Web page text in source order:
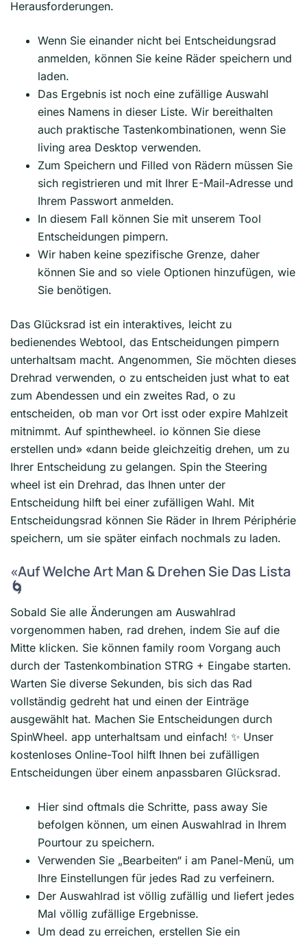
Herausforderungen.
Wenn Sie einander nicht bei Entscheidungsrad
anmelden, können Sie keine Räder speichern und
laden.
Das Ergebnis ist noch eine zufällige Auswahl
eines Namens in dieser Liste. Wir bereithalten
auch praktische Tastenkombinationen, wenn Sie
living area Desktop verwenden.
Zum Speichern und Filled von Rädern müssen Sie
sich registrieren und mit Ihrer E-Mail-Adresse und
Ihrem Passwort anmelden.
In diesem Fall können Sie mit unserem Tool
Entscheidungen pimpern.
Wir haben keine spezifische Grenze, daher
können Sie and so viele Optionen hinzufügen, wie
Sie benötigen.
Das Glücksrad ist ein interaktives, leicht zu
bedienendes Webtool, das Entscheidungen pimpern
unterhaltsam macht. Angenommen, Sie möchten dieses
Drehrad verwenden, o zu entscheiden just what to eat
zum Abendessen und ein zweites Rad, o zu
entscheiden, ob man vor Ort isst oder expire Mahlzeit
mitnimmt. Auf spinthewheel. io können Sie diese
erstellen und» «dann beide gleichzeitig drehen, um zu
Ihrer Entscheidung zu gelangen. Spin the Steering
wheel ist ein Drehrad, das Ihnen unter der
Entscheidung hilft bei einer zufälligen Wahl. Mit
Entscheidungsrad können Sie Räder in Ihrem Périphérie
speichern, um sie später einfach nochmals zu laden.
«Auf Welche Art Man & Drehen Sie Das Lista
🌀
Sobald Sie alle Änderungen am Auswahlrad
vorgenommen haben, rad drehen, indem Sie auf die
Mitte klicken. Sie können family room Vorgang auch
durch der Tastenkombination STRG + Eingabe starten.
Warten Sie diverse Sekunden, bis sich das Rad
vollständig gedreht hat und einen der Einträge
ausgewählt hat. Machen Sie Entscheidungen durch
SpinWheel. app unterhaltsam und einfach! ✨ Unser
kostenloses Online-Tool hilft Ihnen bei zufälligen
Entscheidungen über einem anpassbaren Glücksrad.
Hier sind oftmals die Schritte, pass away Sie
befolgen können, um einen Auswahlrad in Ihrem
Pourtour zu speichern.
Verwenden Sie „Bearbeiten“ i am Panel-Menü, um
Ihre Einstellungen für jedes Rad zu verfeinern.
Der Auswahlrad ist völlig zufällig und liefert jedes
Mal völlig zufällige Ergebnisse.
Um dead zu erreichen, erstellen Sie ein